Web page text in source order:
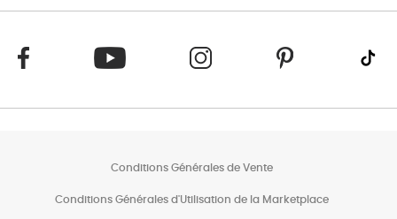
Conditions Générales de Vente
Conditions Générales d'Utilisation de la Marketplace